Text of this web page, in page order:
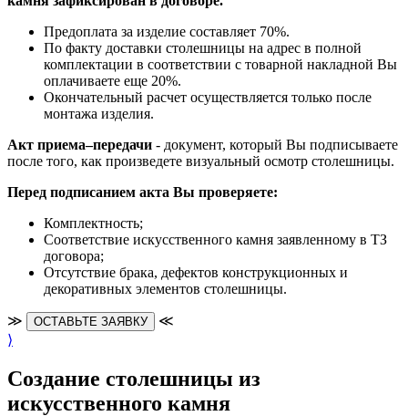
Предоплата за изделие составляет 70%.
По факту доставки столешницы на адрес в полной
комплектации в соответствии с товарной накладной Вы
оплачиваете еще 20%.
Окончательный расчет осуществляется только после
монтажа изделия.
Акт приема–передачи - документ, который Вы подписываете
после того, как произведете визуальный осмотр столешницы.
Перед подписанием акта Вы проверяете:
Комплектность;
Cоответствие искусственного камня заявленному в ТЗ
договора;
Отсутствие брака, дефектов конструкционных и
декоративных элементов столешницы.
≫ ОСТАВЬТЕ ЗАЯВКУ
≪
⟩
Создание столешницы из
искусственного камня